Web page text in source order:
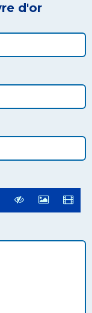
d'or